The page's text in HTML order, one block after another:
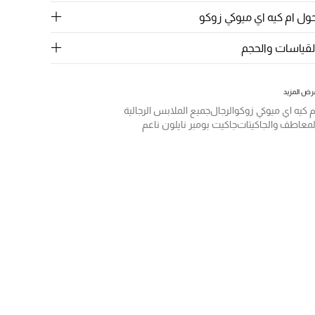
ام كيه اي ميوكي زوكو
والحجم
المزيد
كيه اي ميوكي زوكوالرجالجميع الملابس الرجالية
والجاكيتاتجاكيت بومبر نايلون ناعم